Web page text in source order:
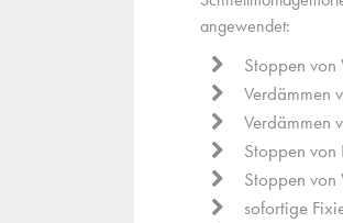
angewendet:
Stoppen von
Verdämmen
Verdämmen
Stoppen von
Stoppen von
sofortige